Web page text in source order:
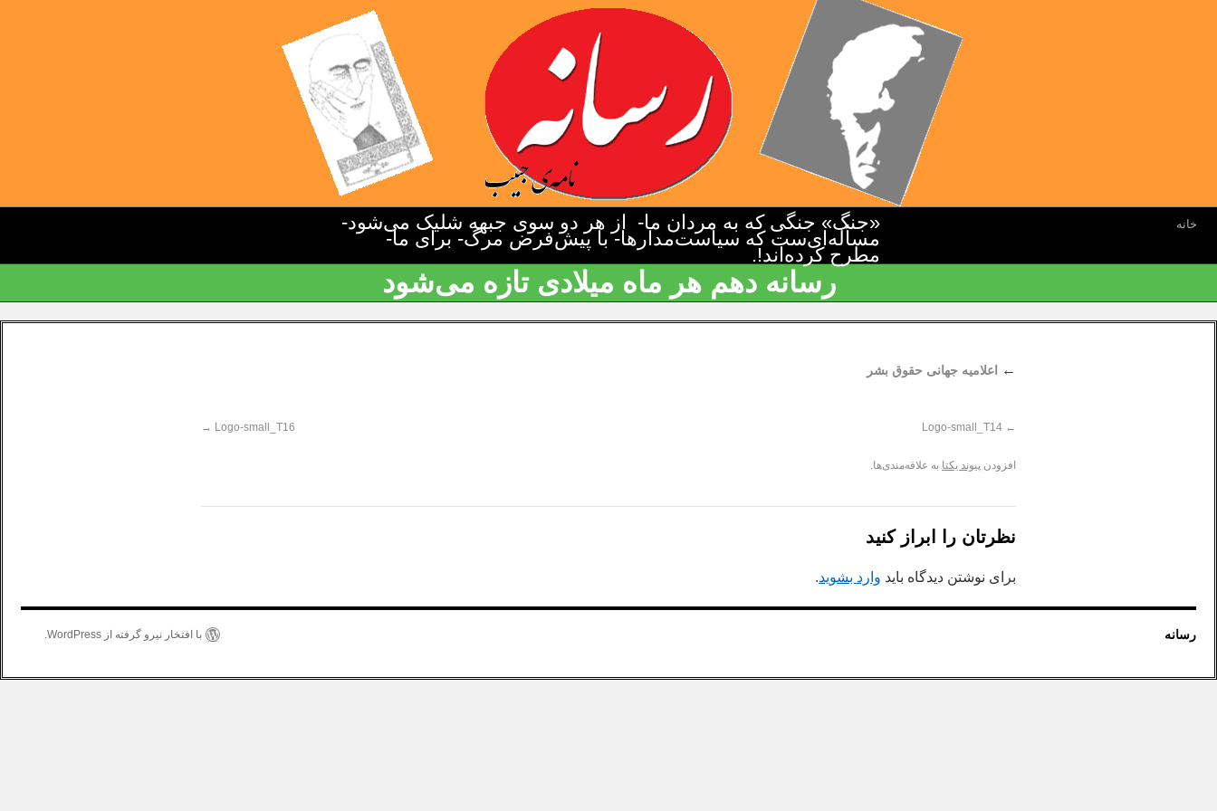
خانه «جنگ» جنگی که به مردان ما- از هر دو سوی جبهه شلیک می‌شود-
مسأله‌ای‌ست که سیاست‌مدارها- با پیش‌فرض مرگ- برای ما-
مطرح کرده‌اند!.
رسانه دهم هر ماه میلادی تازه می‌شود
← اعلاميه جهانی حقوق بشر
Logo-small_T14
Logo-small_T16
افزودن پیوند یکتا به علاقه‌مندی‌ها.
نظرتان را ابراز کنید
برای نوشتن دیدگاه باید وارد بشوید.
رسانه با افتخار نیرو گرفته از WordPress.